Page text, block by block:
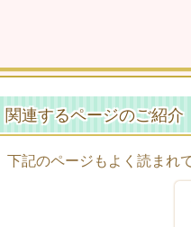
関連するページのご紹介
記のページもよく読まれ